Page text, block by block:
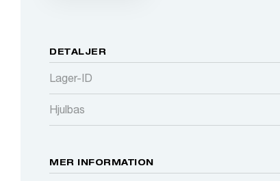
DETALJER
Lager-ID
Hjulbas
MER INFORMATION